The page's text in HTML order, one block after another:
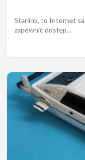
Starlink, to Internet
zapewnić dostęp…